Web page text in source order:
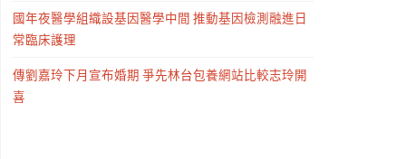
國年夜醫學組織設基因醫學中間 推動基因檢測融進日
常臨床護理
傳劉嘉玲下月宣布婚期 爭先林台包養網站比較志玲開
喜